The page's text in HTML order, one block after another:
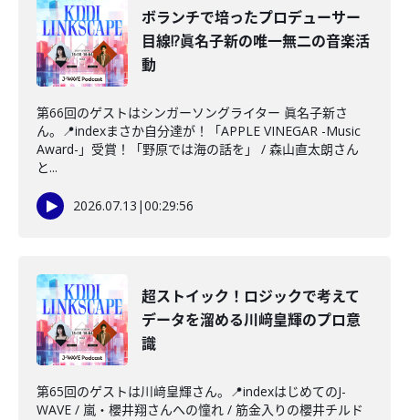
ボランチで培ったプロデューサー
目線!?眞名子新の唯一無二の音楽活
動
第66回のゲストはシンガーソングライター 眞名子新さ
ん。📍indexまさか自分達が！「APPLE VINEGAR -Music
Award-」受賞！「野原では海の話を」 / 森山直太朗さん
と...
2026.07.13 |00:29:56
超ストイック！ロジックで考えて
データを溜める川﨑皇輝のプロ意
識
第65回のゲストは川﨑皇輝さん。📍indexはじめてのJ-
WAVE / 嵐・櫻井翔さんへの憧れ / 筋金入りの櫻井チルド